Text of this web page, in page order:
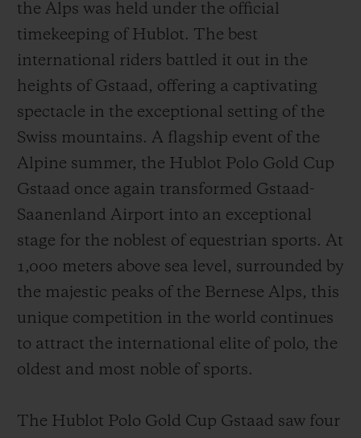
the Alps was held under the official
timekeeping of Hublot. The best
international riders battled it out in the
heights of Gstaad, offering a captivating
spectacle in the exceptional setting of the
Swiss mountains. A flagship event of the
Alpine summer, the Hublot Polo Gold Cup
Gstaad once again transformed Gstaad-
Saanenland Airport into an exceptional
stage for the noblest of equestrian sports. At
1,000 meters above sea level, surrounded by
the majestic peaks of the Bernese Alps, this
unique competition in the world continues
to attract the international elite of polo, the
oldest and most noble of sports.
The Hublot Polo Gold Cup Gstaad saw four
配送日数
ギフトポーチ
お問い合わせ
ブティック検索